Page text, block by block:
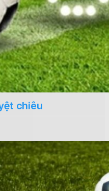
chiêu